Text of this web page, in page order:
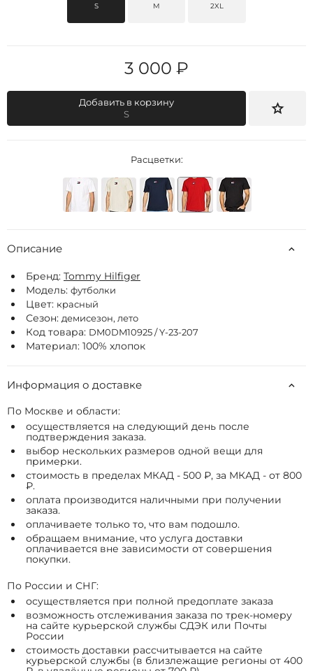
S M 2XL
3 000 ₽
Добавить в корзину
S
Расцветки:
Описание
Бренд: Tommy Hilfiger
Модель: футболки
Цвет: красный
Сезон: демисезон, лето
Код товара: DM0DM10925 / Y-23-207
Материал: 100% хлопок
Информация о доставке
По Москве и области:
осуществляется на следующий день после
подтверждения заказа.
выбор нескольких размеров одной вещи для
примерки.
стоимость в пределах МКАД - 500 ₽, за МКАД - от 800
₽.
оплата производится наличными при получении
заказа.
оплачиваете только то, что вам подошло.
обращаем внимание, что услуга доставки
оплачивается вне зависимости от совершения
покупки.
По России и СНГ:
осуществляется при полной предоплате заказа
возможность отслеживания заказа по трек-номеру
на сайте курьерской службы СДЭК или Почты
России
стоимость доставки рассчитывается на сайте
курьерской службы (в близлежащие регионы от 400